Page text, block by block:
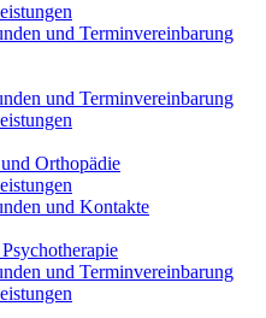
und Terminvereinbarung
und Terminvereinbarung
Orthopädie
und Kontakte
und Terminvereinbarung